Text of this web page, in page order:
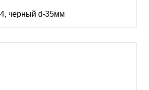
черный d-35мм